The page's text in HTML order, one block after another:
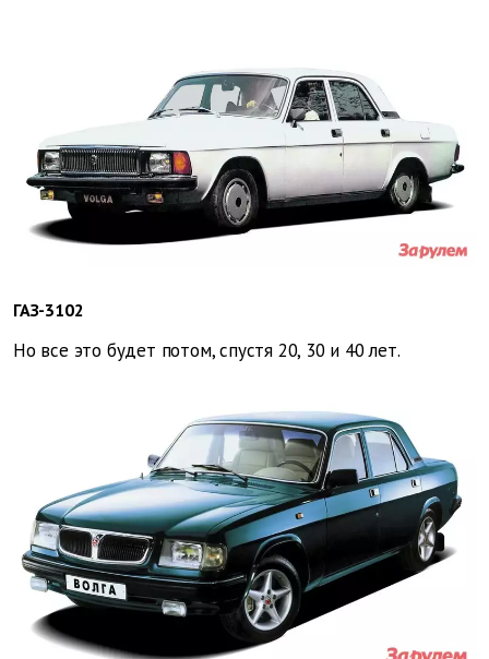
ГАЗ-3102
Но все это будет потом, спустя 20, 30 и 40 лет.